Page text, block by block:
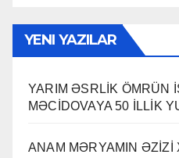
YENI YAZILAR
YARIM ƏSRLİK ÖMRÜN
MƏCİDOVAYA 50 İLLİK
ANAM MƏRYAMIN ƏZİZİ